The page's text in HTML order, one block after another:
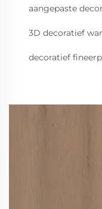
aangepaste
3D decoratief
decoratief